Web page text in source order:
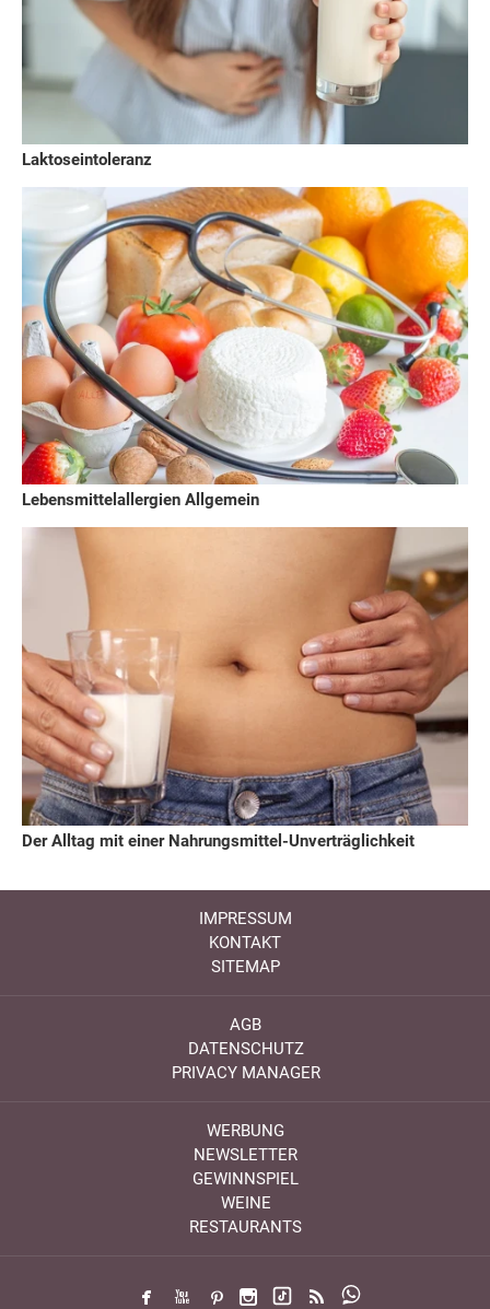
Laktoseintoleranz
Lebensmittelallergien Allgemein
Der Alltag mit einer Nahrungsmittel-Unverträglichkeit
IMPRESSUM
KONTAKT
SITEMAP
AGB
DATENSCHUTZ
PRIVACY MANAGER
WERBUNG
NEWSLETTER
GEWINNSPIEL
WEINE
RESTAURANTS